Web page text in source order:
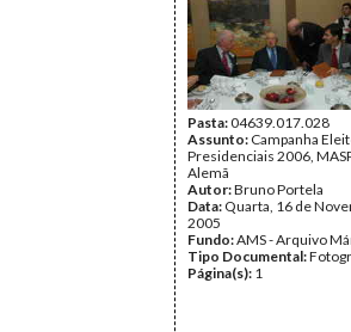
Pasta:04639.017.028
Assunto: Campanha
Presidenciais 2006,
Alemã
Autor:Bruno Portela
Data: Quarta, 16 de
2005
Fundo:AMS - Arquivo
Tipo Documental:
Página(s): 1